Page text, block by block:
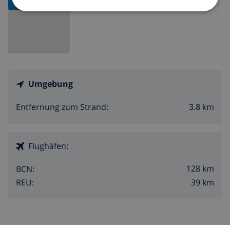
Umgebung
Entfernung zum Strand: 3.8 km
Flughäfen:
BCN:
128 km
REU:
39 km